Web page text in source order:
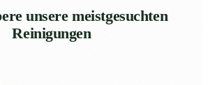
unsere meistgesuchten
Reinigungen